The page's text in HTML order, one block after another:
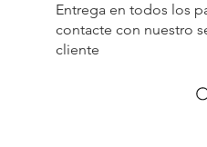
Entrega en todos los
contacte con nuestro
cliente